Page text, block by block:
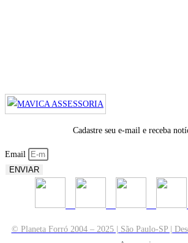
Cadastre seu e-mail e receba
Email
ENVIAR
© Planeta Forró 2004 – 2025 | São Paulo-SP |